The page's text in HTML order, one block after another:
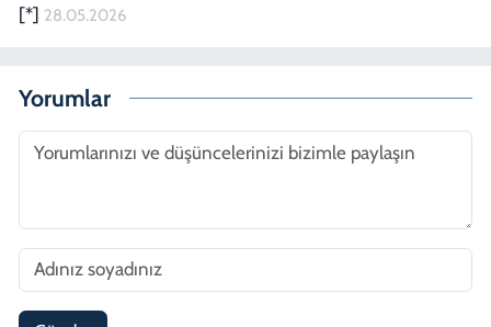
[*] 28.05.2026
Yorumlar